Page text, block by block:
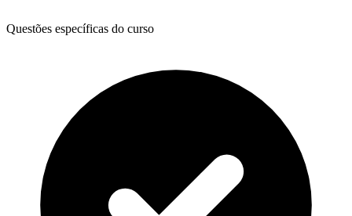
Questões específicas do curso